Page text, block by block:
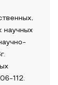
научных
112.